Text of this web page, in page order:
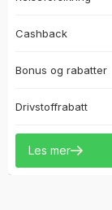
Cashback
Bonus og rabatter
Drivstoffrabatt
Les mer